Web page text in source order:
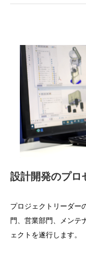
設計開発のプロ
プロジェクトリーダー
門、営業部門、メンテ
ェクトを遂行します。